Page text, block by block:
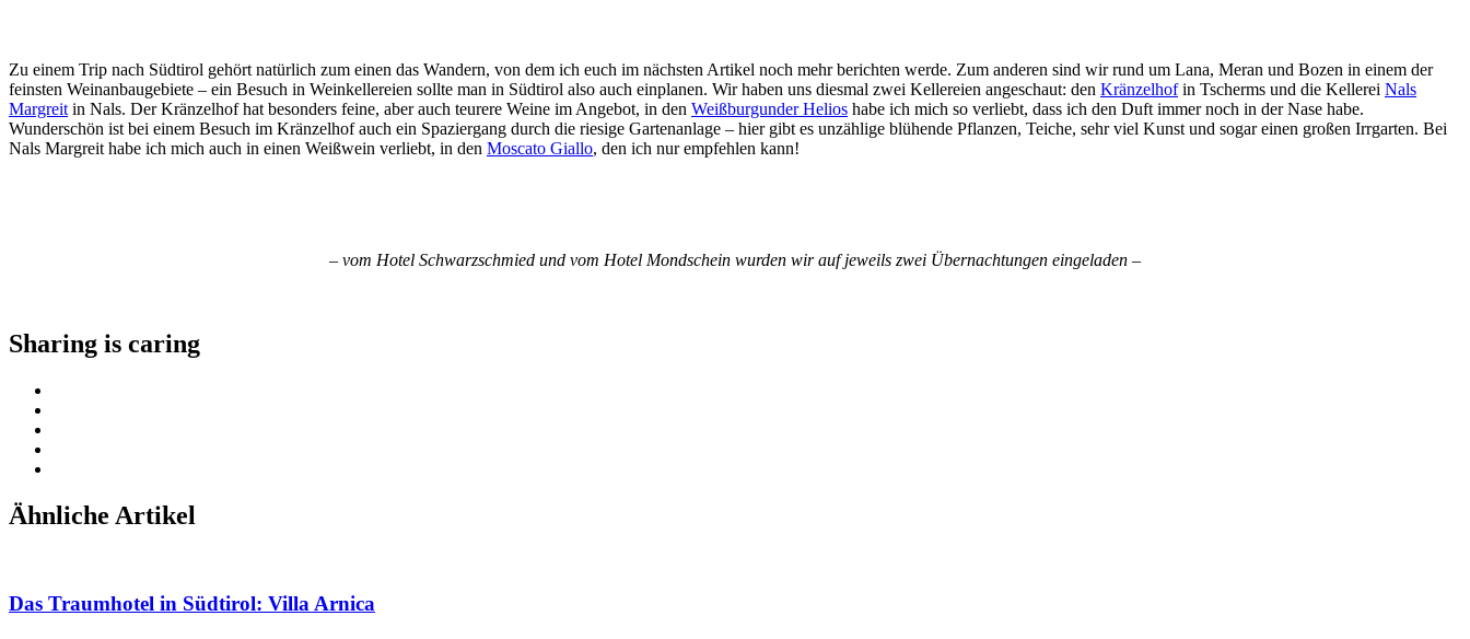
Zu einem Trip nach Südtirol gehört natürlich zum einen das Wandern, von dem ich euch im nächsten Artikel noch mehr berichten werde. Zum anderen sind wir rund um Lana, Meran und Bozen in einem der
feinsten Weinanbaugebiete – ein Besuch in Weinkellereien sollte man in Südtirol also auch einplanen. Wir haben uns diesmal zwei Kellereien angeschaut: den Kränzelhofin Tscherms und die Kellerei Nals
Margreit in Nals. Der Kränzelhof hat besonders feine, aber auch teurere Weine im Angebot, in den Weißburgunder Helios habe ich mich so verliebt, dass ich den Duft immer noch in der Nase habe.
Wunderschön ist bei einem Besuch im Kränzelhof auch ein Spaziergang durch die riesige Gartenanlage – hier gibt es unzählige blühende Pflanzen, Teiche, sehr viel Kunst und sogar einen großen Irrgarten. Bei
Nals Margreit habe ich mich auch in einen Weißwein verliebt, in den Moscato Giallo, den ich nur empfehlen kann!
– vom Hotel Schwarzschmied und vom Hotel Mondschein wurden wir auf jeweils zwei Übernachtungen eingeladen –
Sharing is caring
Ähnliche Artikel
Das Traumhotel in Südtirol: Villa Arnica